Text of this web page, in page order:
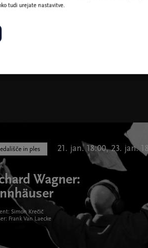
in ples 21. jan. 18:00, 23. jan.
Wagner:
Simon Krečič
Frank Van Laecke
tudi urejate nastavitve.